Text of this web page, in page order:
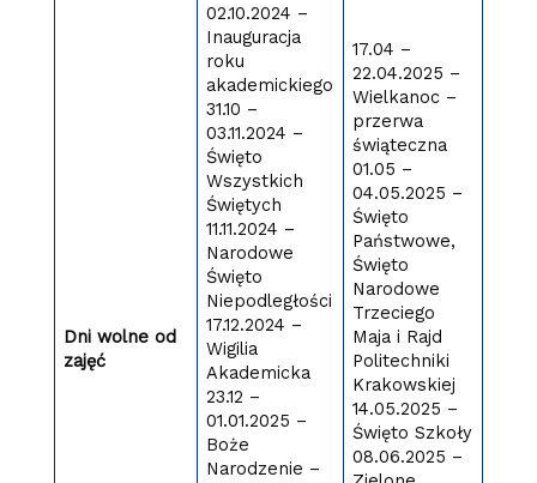
Dni wolne od
zajęć
02.10.2024 –
Inauguracja
roku
akademickiego
31.10 –
03.11.2024 –
Święto
Wszystkich
Świętych
11.11.2024 –
Narodowe
Święto
Niepodległości
17.12.2024 –
Wigilia
Akademicka
23.12 –
01.01.2025 –
Boże
Narodzenie –
17.04 –
22.04.2025 –
Wielkanoc –
przerwa
świąteczna
01.05 –
04.05.2025 –
Święto
Państwowe,
Święto
Narodowe
Trzeciego
Maja i Rajd
Politechniki
Krakowskiej
14.05.2025 –
Święto Szkoły
08.06.2025 –